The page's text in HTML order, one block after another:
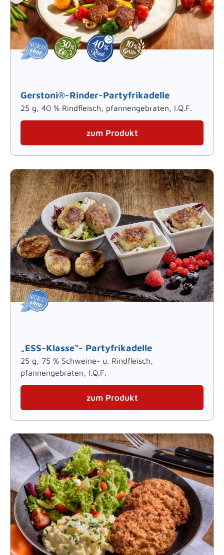
Gerstoni®-Rinder-Partyfrikadelle
25 g, 40 % Rindfleisch, pfannengebraten, I.Q.F.
zum Produkt
„ESS-Klasse“- Partyfrikadelle
25 g, 75 % Schweine- u. Rindfleisch,
pfannengebraten, I.Q.F.
zum Produkt